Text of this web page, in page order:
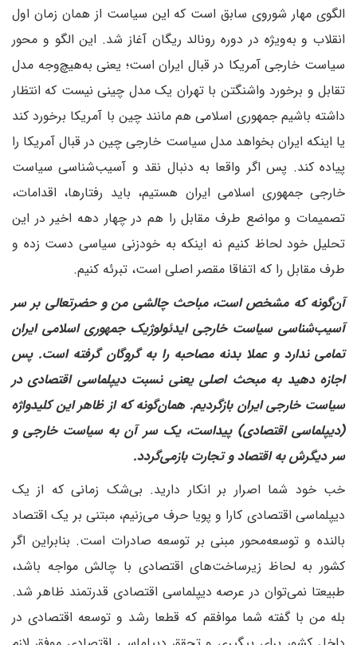
الگوی مهار شوروی سابق است که این سیاست از همان زمان اول
انقلاب و به‌ویژه در دوره رونالد ریگان آغاز شد. این الگو و محور
سیاست خارجی آمریکا در قبال ایران است؛ یعنی به‌هیچ‌وجه مدل
تقابل و برخورد واشنگتن با تهران یک مدل چینی نیست که انتظار
داشته باشیم جمهوری اسلامی هم مانند چین با آمریکا برخورد کند
یا اینکه ایران بخواهد مدل سیاست خارجی چین در قبال آمریکا را
پیاده کند. پس اگر واقعا به دنبال نقد و آسیب‌شناسی سیاست
خارجی جمهوری اسلامی ایران هستیم، باید رفتارها، اقدامات،
تصمیمات و مواضع طرف مقابل را هم در چهار دهه اخیر در این
تحلیل خود لحاظ کنیم نه اینکه به خودزنی سیاسی دست زده و
طرف مقابل را که اتفاقا مقصر اصلی است، تبرئه کنیم.
‌آن‌گونه که مشخص است، مباحث چالشی من و حضرتعالی بر سر
آسیب‌شناسی سیاست خارجی ایدئولوژیک جمهوری اسلامی ایران
تمامی ندارد و عملا بدنه مصاحبه را به گروگان گرفته است. پس
اجازه دهید به مبحث اصلی یعنی نسبت دیپلماسی اقتصادی در
سیاست خارجی ایران بازگردیم. همان‌گونه که از ظاهر این کلیدواژه
(دیپلماسی اقتصادی) پیداست، یک‌ سر آن به سیاست خارجی و
سر دیگرش به اقتصاد و تجارت بازمی‌گردد.
خب خود شما اصرار بر انکار دارید. بی‌شک زمانی که از یک
دیپلماسی اقتصادی کارا و پویا حرف می‌زنیم، مبتنی بر یک اقتصاد
بالنده و توسعه‌محور مبنی بر توسعه صادرات است. بنابراین اگر
کشور به لحاظ زیرساخت‌های اقتصادی با چالش مواجه باشد،
طبیعتا نمی‌توان در عرصه دیپلماسی اقتصادی قدرتمند ظاهر شد.
بله من با گفته شما موافقم که قطعا رشد و توسعه اقتصادی در